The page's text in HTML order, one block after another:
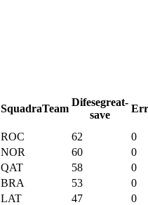
SquadraTeam
Difesegreat-
save
ROC 62
0
NOR 60
0
QAT 58
0
BRA 53
0
LAT 47
0